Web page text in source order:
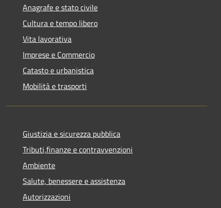
Anagrafe e stato civile
Cultura e tempo libero
Vita lavorativa
Imprese e Commercio
Catasto e urbanistica
Mobilità e trasporti
Giustizia e sicurezza pubblica
Tributi,finanze e contravvenzioni
Ambiente
Salute, benessere e assistenza
Autorizzazioni